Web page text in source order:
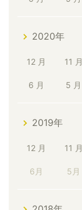
2020年
12 月 11 月
6 月 5 月
2019年
12 月 11 月
6月 5月